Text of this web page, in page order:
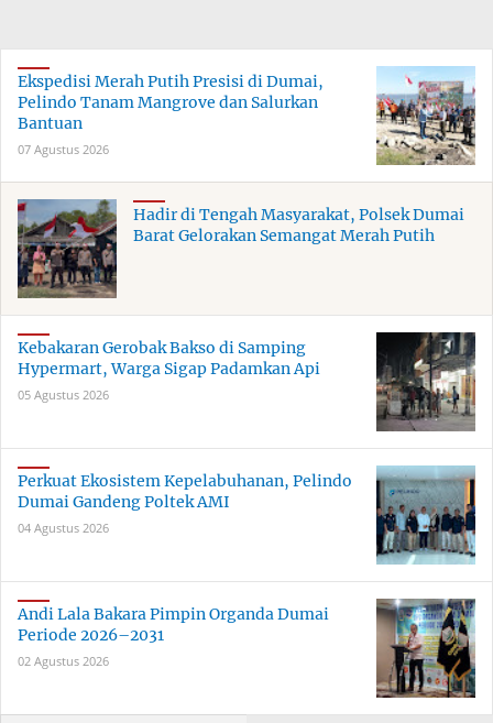
Ekspedisi Merah Putih Presisi di Dumai,
Pelindo Tanam Mangrove dan Salurkan
Bantuan
07 Agustus 2026
Hadir di Tengah Masyarakat, Polsek Dumai
Barat Gelorakan Semangat Merah Putih
Kebakaran Gerobak Bakso di Samping
Hypermart, Warga Sigap Padamkan Api
05 Agustus 2026
Perkuat Ekosistem Kepelabuhanan, Pelindo
Dumai Gandeng Poltek AMI
04 Agustus 2026
Andi Lala Bakara Pimpin Organda Dumai
Periode 2026–2031
02 Agustus 2026